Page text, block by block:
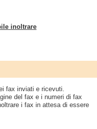
inoltrare
fax inviati e ricevuti.
del fax e i numeri di fax
i fax in attesa di essere